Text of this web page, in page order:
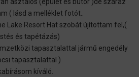
( lásd a melléklet fotót..
Lake Resort Hat szobát újítottam fel,(
és tapétázás)
tapasztalattal jármű engedély
tapasztalattal )
kíváló.